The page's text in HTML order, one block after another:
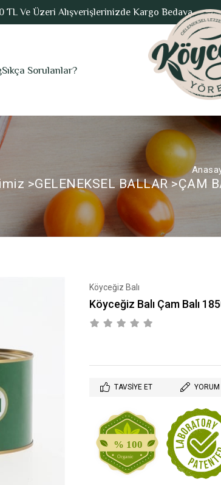
TL Ve Üzeri Alışverişlerinizde Kargo Bedava
Sıkça Sorulanlar?
>GELENEKSEL BALLAR>ÇAM
Köyceğiz Balı
Köyceğiz Balı Çam Balı
TAVSIYE ET YORUM